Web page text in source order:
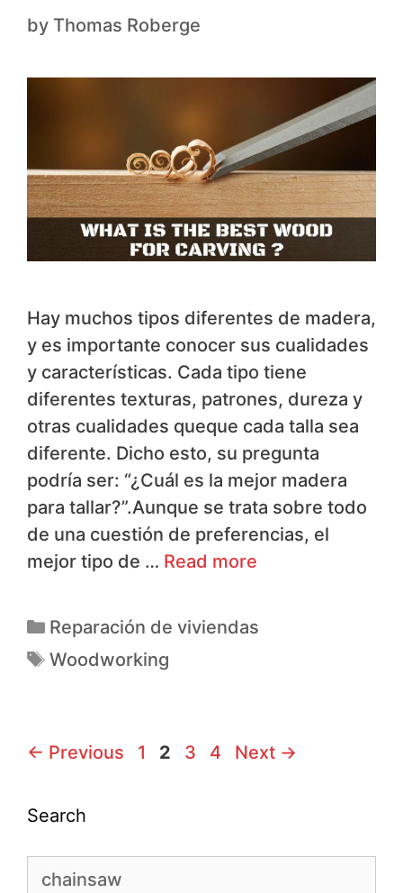
by Thomas Roberge
Hay muchos tipos diferentes de madera,
y es importante conocer sus cualidades
y características. Cada tipo tiene
diferentes texturas, patrones, dureza y
otras cualidades queque cada talla sea
diferente. Dicho esto, su pregunta
podría ser: “¿Cuál es la mejor madera
para tallar?”.Aunque se trata sobre todo
de una cuestión de preferencias, el
mejor tipo de … Read more
Reparación de viviendas
Woodworking
← Previous 1 2 3 4 Next →
Search